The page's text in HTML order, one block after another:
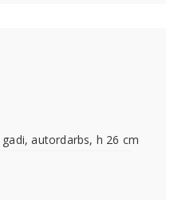
autordarbs, h 26 cm